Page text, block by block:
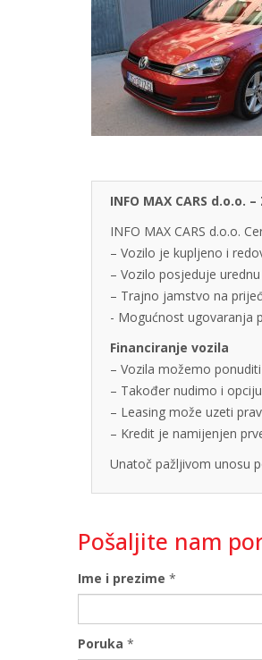
INFO MAX CARS d.o.o.
INFO MAX CARS d.o.o.
– Vozilo je kupljeno i
– Vozilo posjeduje
– Trajno jamstvo na
- Mogućnost ugovaranja
Financiranje vozila
– Vozila možemo
– Također nudimo i
– Leasing može uzeti
– Kredit je namijenjen
Unatoč pažljivom unosu
Pošaljite nam
Ime i prezime *
Poruka *